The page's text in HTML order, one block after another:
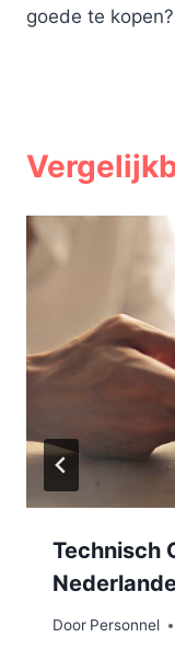
goede te kopen?
Technisch
Door Personnel